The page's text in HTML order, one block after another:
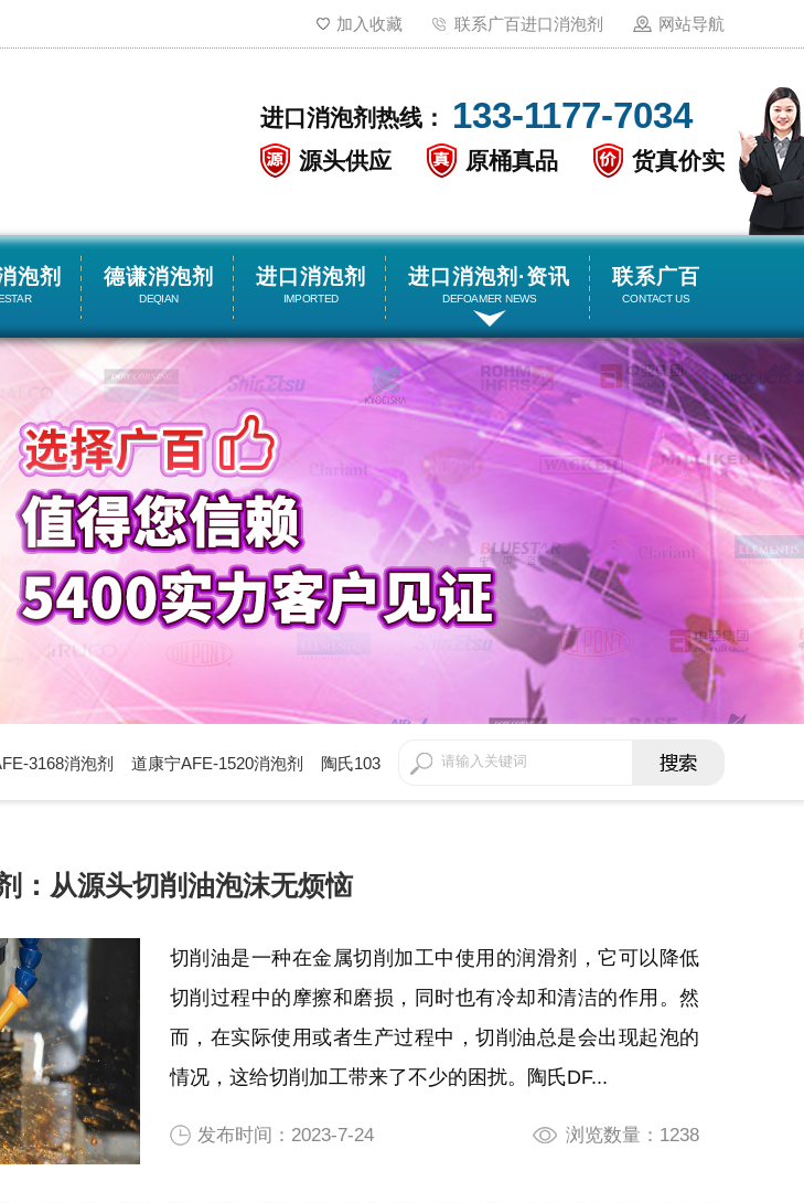
加入收藏 联系广百进口消泡剂 网站导航
进口消泡剂热线： 133-1177-7034
源头供应 原桶真品 货真价实
泡剂 德谦消泡剂
DEQIAN
进口消泡剂
IMPORTED
进口消泡剂·资讯
DEFOAMER NEWS
联系广百
CONTACT US
3168消泡剂 道康宁AFE-1520消泡剂 陶氏103
：从源头切削油泡沫无烦恼
切削油是一种在金属切削加工中使用的润滑剂，它可以降低
切削过程中的摩擦和磨损，同时也有冷却和清洁的作用。然
而，在实际使用或者生产过程中，切削油总是会出现起泡的
情况，这给切削加工带来了不少的困扰。陶氏DF...
发布时间：2023-7-24 浏览数量：1238